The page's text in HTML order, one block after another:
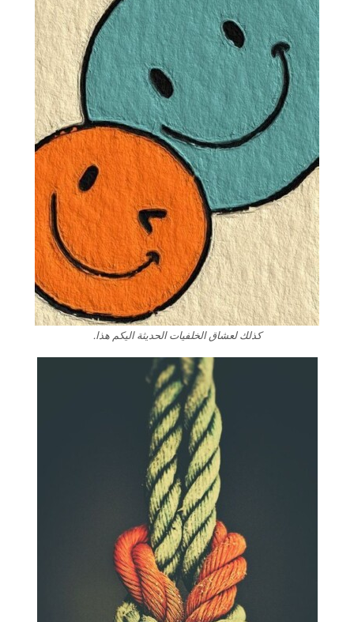
كذلك لعشاق الخلفيات الحديثة اليكم هذا.